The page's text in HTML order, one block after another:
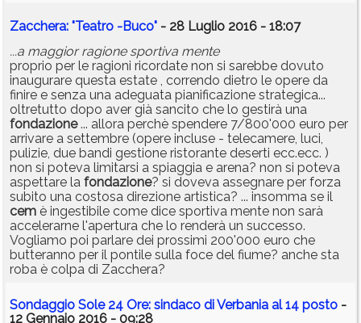
Zacchera: "Teatro -Buco" - 28 Luglio 2016 - 18:07
...a maggior ragione sportiva mente
proprio per le ragioni ricordate non si sarebbe dovuto
inaugurare questa estate , correndo dietro le opere da
finire e senza una adeguata pianificazione strategica...
oltretutto dopo aver già sancito che lo gestirà una
fondazione... allora perchè spendere 7/800'000 euro per
arrivare a settembre (opere incluse - telecamere, luci,
pulizie, due bandi gestione ristorante deserti ecc.ecc. )
non si poteva limitarsi a spiaggia e arena? non si poteva
aspettare la fondazione? si doveva assegnare per forza
subito una costosa direzione artistica? ... insomma se il
cem è ingestibile come dice sportiva mente non sarà
accelerarne l'apertura che lo renderà un successo.
Vogliamo poi parlare dei prossimi 200'000 euro che
butteranno per il pontile sulla foce del fiume? anche sta
roba è colpa di Zacchera?
Sondaggio Sole 24 Ore: sindaco di Verbania al 14 posto -
12 Gennaio 2016 - 09:28